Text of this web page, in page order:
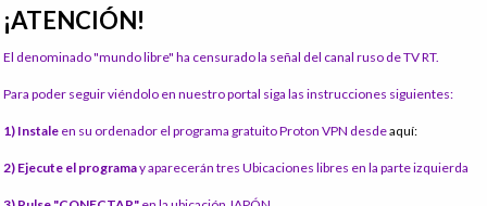
¡ATENCIÓN!
El denominado "mundo libre" ha censurado la señal del canal ruso de TV RT.
Para poder seguir viéndolo en nuestro portal siga las instrucciones siguientes:
1) Instale en su ordenador el programa gratuito Proton VPN desdeaquí:
2) Ejecute el programay aparecerán tres Ubicaciones libres en la parte izquierda